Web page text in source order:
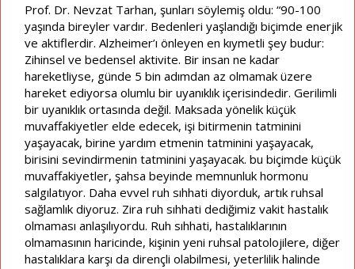
Prof. Dr. Nevzat Tarhan, şunları söylemiş oldu: “90-100
yaşında bireyler vardır. Bedenleri yaşlandığı biçimde enerjik
ve aktiflerdir. Alzheimer’ı önleyen en kıymetli şey budur:
Zihinsel ve bedensel aktivite. Bir insan ne kadar
hareketliyse, günde 5 bin adımdan az olmamak üzere
hareket ediyorsa olumlu bir uyanıklık içerisindedir. Gerilimli
bir uyanıklık ortasında değil. Maksada yönelik küçük
muvaffakiyetler elde edecek, işi bitirmenin tatminini
yaşayacak, birine yardım etmenin tatminini yaşayacak,
birisini sevindirmenin tatminini yaşayacak. bu biçimde küçük
muvaffakiyetler, şahsa beyinde memnunluk hormonu
salgılatıyor. Daha evvel ruh sıhhati diyorduk, artık ruhsal
sağlamlık diyoruz. Zira ruh sıhhati dediğimiz vakit hastalık
olmaması anlaşılıyordu. Ruh sıhhati, hastalıklarının
olmamasının haricinde, kişinin yeni ruhsal patolojilere, diğer
hastalıklara karşı da dirençli olabilmesi, yeterlilik halinde